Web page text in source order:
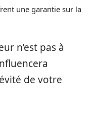
une garantie sur la
n’est pas à
de votre